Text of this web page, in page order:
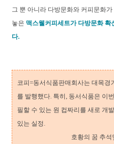
그 뿐 아니라 다방문화와 커피문화
놓은 맥스웰커피세트가 다방문화 확
다.
코피=동서식품판매회사는 대목경
를 발행했다. 특히, 동서식품은 이
필할 수 있는 원 컵짜리를 새로 개
있는 실정.
호황의 꿈 추석